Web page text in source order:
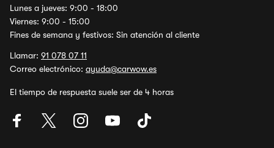
Lunes a jueves: 9:00 - 18:00
Viernes: 9:00 - 15:00
Fines de semana y festivos: Sin atención al cliente
Llamar: 91 078 07 11
Correo electrónico: ayuda@carwow.es
El tiempo de respuesta suele ser de 4 horas